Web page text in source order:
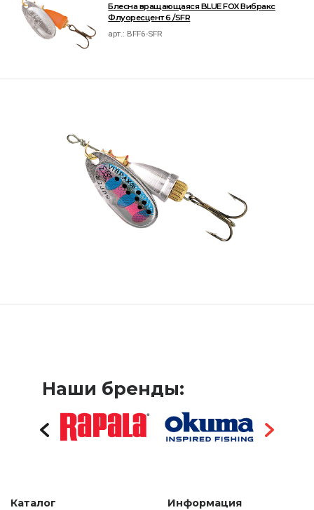
Блесна вращающаяся BLUE FOX Вибракс
Флуоресцент 6 /SFR
арт.: BFF6-SFR
Наши бренды:
Каталог Информация